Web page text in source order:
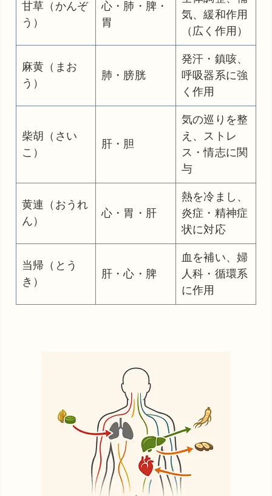
甘草（かんぞ
う）
心・肺・脾・
胃
気、緩和作用
（広く作用）
麻黄（まお
う）
肺・膀胱
発汗・鎮咳、
呼吸器系に強
く作用
柴胡（さい
こ）
肝・胆
気の巡りを整
え、ストレ
ス・情志に関
与
黄連（おうれ
ん）
心・胃・肝
熱を冷まし、
炎症・精神症
状に対応
当帰（とう
き）
肝・心・脾
血を補い、婦
人科・循環系
に作用